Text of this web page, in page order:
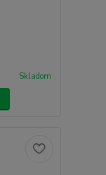
Skladom